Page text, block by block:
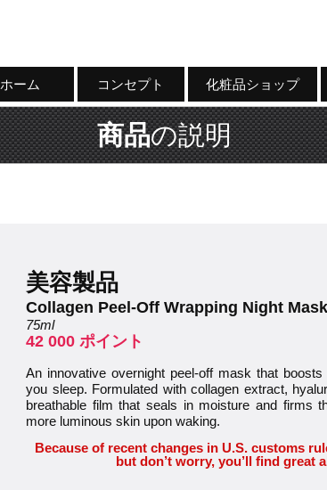
ホーム コンセプト 化粧品ショップ
商品の説明
美容製品
Collagen Peel-Off Wrapping Night
75ml
42 000 ポイント
An innovative overnight peel-off mask that
you sleep. Formulated with collagen extract,
breathable film that seals in moisture and firms
more luminous skin upon waking.
Because of recent changes in U.S. customs
but don’t worry, you’ll find great